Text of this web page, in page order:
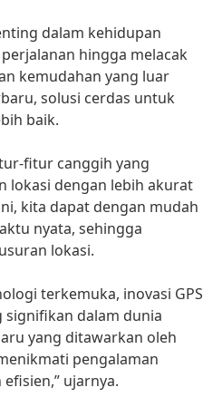
dalam kehidupan
hingga melacak
kemudahan yang luar
solusi cerdas untuk
baik.
fitur canggih yang
lokasi dengan lebih akurat
kita dapat dengan mudah
nyata, sehingga
lokasi.
terkemuka, inovasi GPS
dalam dunia
yang ditawarkan oleh
pengalaman
ujarnya.